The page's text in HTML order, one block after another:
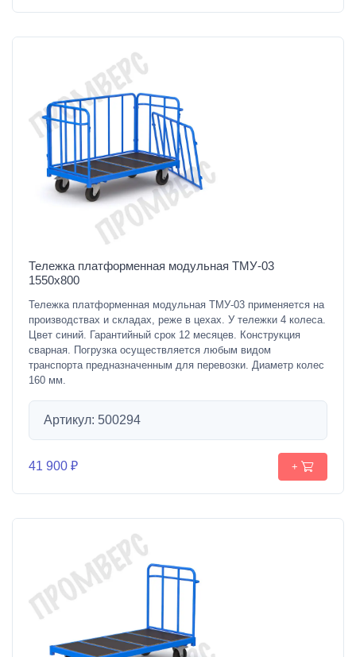
Тележка платформенная модульная ТМУ-03
1550х800
Тележка платформенная модульная ТМУ-03 применяется на
производствах и складах, реже в цехах. У тележки 4 колеса.
Цвет синий. Гарантийный срок 12 месяцев. Конструкция
сварная. Погрузка осуществляется любым видом
транспорта предназначенным для перевозки. Диаметр колес
160 мм.
Артикул: 500294
41 900 ₽ +